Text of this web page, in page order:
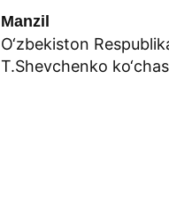
Manzil
O‘zbekiston
T.Shevchenko